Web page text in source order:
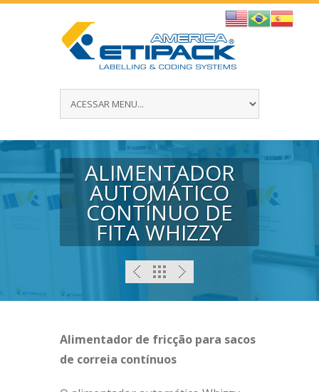
ALIMENTADOR
AUTOMÁTICO
CONTÍNUO DE
FITA WHIZZY
Alimentador de fricção para sacos
de correia contínuos